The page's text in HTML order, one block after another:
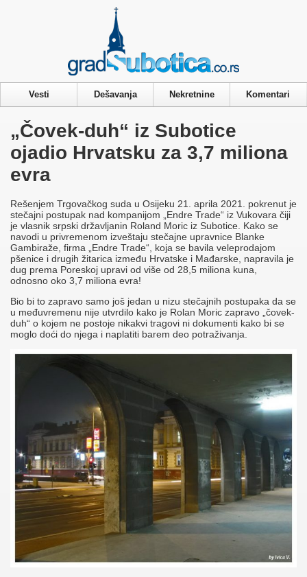
Vesti Dešavanja Nekretnine Komentari
„Čovek-duh“ iz Subotice
ojadio Hrvatsku za 3,7 miliona
evra
Rešenjem Trgovačkog suda u Osijeku 21. aprila 2021. pokrenut je
stečajni postupak nad kompanijom „Endre Trade“ iz Vukovara čiji
je vlasnik srpski državljanin Roland Moric iz Subotice. Kako se
navodi u privremenom izveštaju stečajne upravnice Blanke
Gambiraže, firma „Endre Trade“, koja se bavila veleprodajom
pšenice i drugih žitarica između Hrvatske i Mađarske, napravila je
dug prema Poreskoj upravi od više od 28,5 miliona kuna,
odnosno oko 3,7 miliona evra!
Bio bi to zapravo samo još jedan u nizu stečajnih postupaka da se
u međuvremenu nije utvrdilo kako je Rolan Moric zapravo „čovek-
duh“ o kojem ne postoje nikakvi tragovi ni dokumenti kako bi se
moglo doći do njega i naplatiti barem deo potraživanja.
Privacy & Cookies Policy